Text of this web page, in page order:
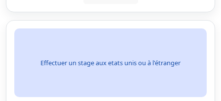
Effectuer un stage aux etats unis ou à l'étranger